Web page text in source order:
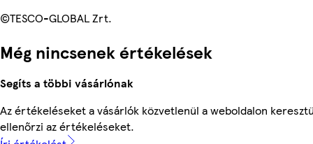
©TESCO-GLOBAL Zrt.
Még nincsenek értékelések
Segíts a többi vásárlónak
Az értékeléseket a vásárlók közvetlenül a weboldalon
ellenőrzi az értékeléseket.